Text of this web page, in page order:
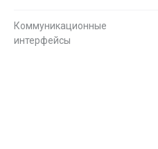
Коммуникационные
интерфейсы